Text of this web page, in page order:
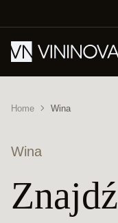
Home Wina
Wina